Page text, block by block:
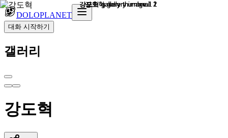
DOLOPLANET
대화 시작하기
갤러리
강도혁